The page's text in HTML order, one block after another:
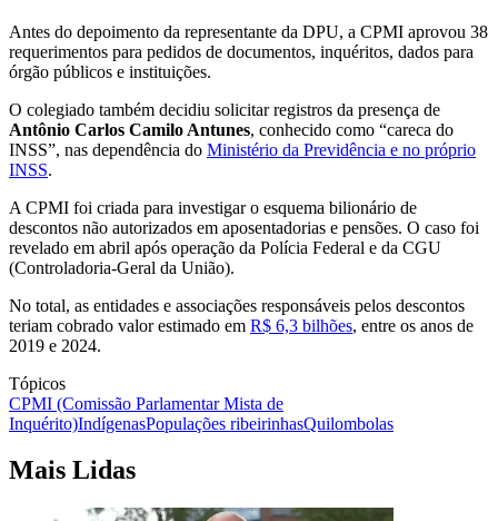
Antes do depoimento da representante da DPU, a CPMI aprovou 38
requerimentos para pedidos de documentos, inquéritos, dados para
órgão públicos e instituições.
O colegiado também decidiu solicitar registros da presença de
Antônio Carlos Camilo Antunes, conhecido como “careca do
INSS”, nas dependência do Ministério da Previdência e no próprio
INSS.
A CPMI foi criada para investigar o esquema bilionário de
descontos não autorizados em aposentadorias e pensões. O caso foi
revelado em abril após operação da Polícia Federal e da CGU
(Controladoria-Geral da União).
No total, as entidades e associações responsáveis pelos descontos
teriam cobrado valor estimado em R$ 6,3 bilhões, entre os anos de
2019 e 2024.
Tópicos
CPMI (Comissão Parlamentar Mista de
Inquérito)IndígenasPopulações ribeirinhasQuilombolas
Mais Lidas